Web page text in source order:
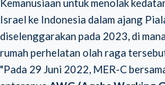
Kemanusiaan untuk menolak
Israel ke Indonesia dalam ajang
diselenggarakan pada 2023, di
rumah perhelatan olah raga
"Pada 29 Juni 2022, MER-C